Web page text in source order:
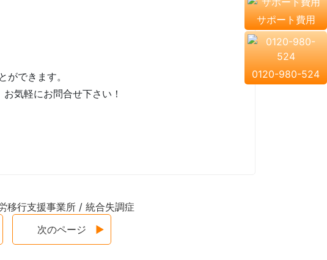
サポート費用
0120-980-524
できます。
気軽にお問合せ下さい！
移行支援事業所/ 統合失調症
次のページ